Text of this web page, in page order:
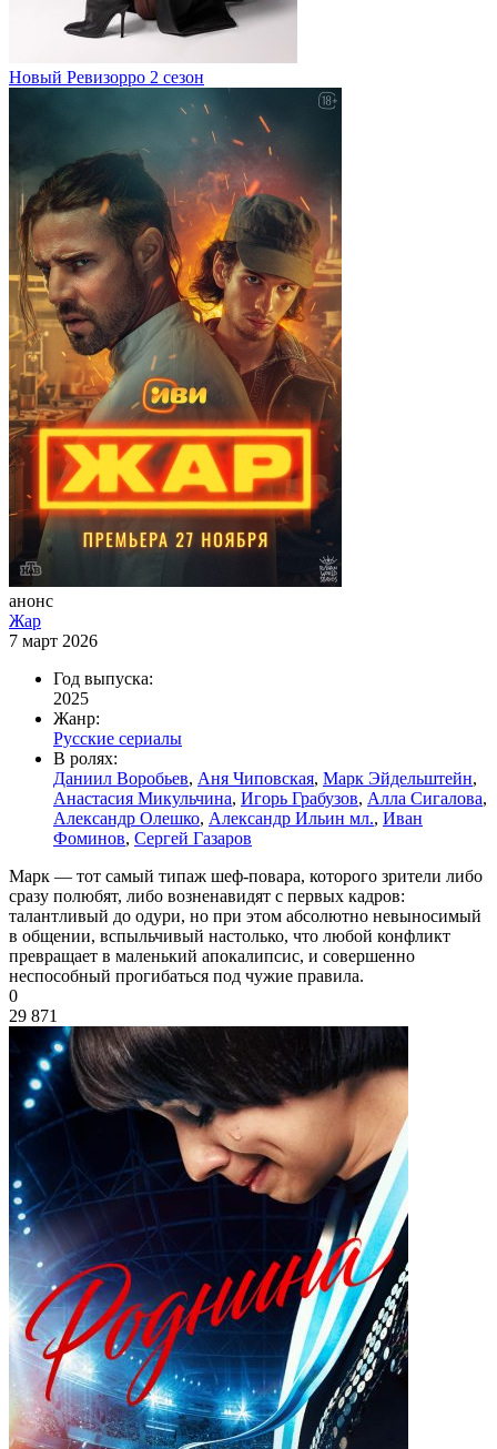
Новый Ревизорро 2 сезон
анонс
Жар
7 март 2026
Год выпуска:
2025
Жанр:
Русские сериалы
В ролях:
Даниил Воробьев, Аня Чиповская, Марк Эйдельштейн,
Анастасия Микульчина, Игорь Грабузов, Алла Сигалова,
Александр Олешко, Александр Ильин мл., Иван
Фоминов, Сергей Газаров
Марк — тот самый типаж шеф-повара, которого зрители либо
сразу полюбят, либо возненавидят с первых кадров:
талантливый до одури, но при этом абсолютно невыносимый
в общении, вспыльчивый настолько, что любой конфликт
превращает в маленький апокалипсис, и совершенно
неспособный прогибаться под чужие правила.
0
29 871